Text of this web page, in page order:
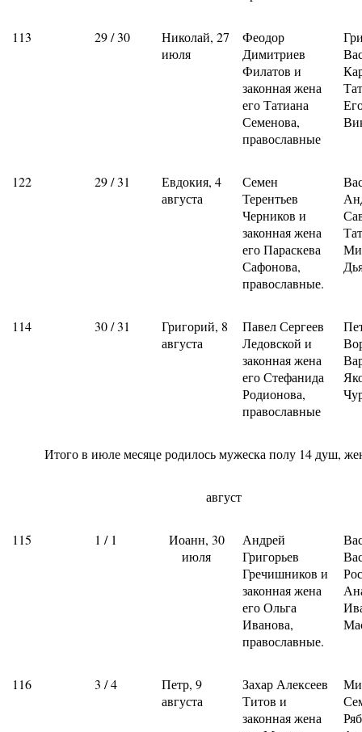
113 29 / 30
Николай, 27
июля
Феодор
Димитриев
Филатов и
законная жена
его Татиана
Семенова,
православные
122 29 / 31
Евдокия, 4
августа
Семен
Терентьев
Черников и
законная жена
его Параскева
Сафонова,
православные.
114 30 / 31
Григорий, 8
августа
Павел Сергеев
Ледовской и
законная жена
его Стефанида
Родионова,
православные
Итого в июле месяце родилось мужеска полу 14 душ,
август
115 1 / 1
Иоанн, 30
июля
Андрей
Григорьев
Гречишников и
законная жена
его Ольга
Иванова,
православные.
116 3 / 4
Петр, 9
августа
Захар Алексеев
Титов и
законная жена